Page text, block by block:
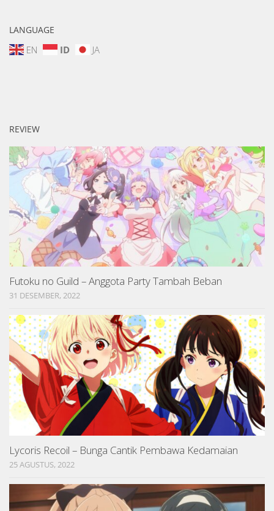
LANGUAGE
EN ID JA
REVIEW
Futoku no Guild – Anggota Party Tambah Beban
31 DESEMBER, 2022
Lycoris Recoil – Bunga Cantik Pembawa Kedamaian
25 AGUSTUS, 2022